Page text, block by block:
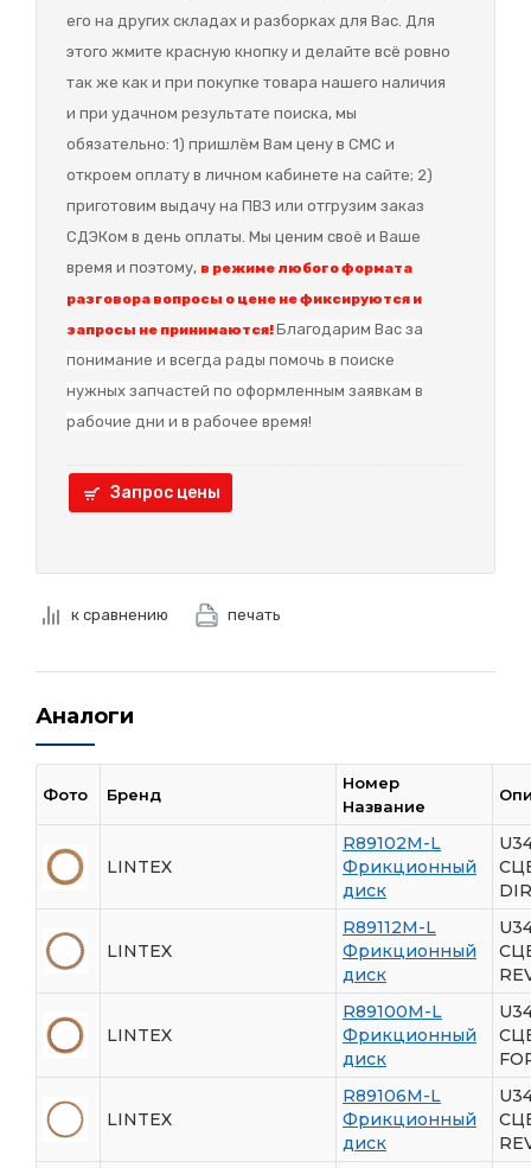
его на других складах и разборках для Вас. Для
этого жмите красную кнопку и делайте всё ровно
так же как и при покупке товара нашего наличия
и при удачном результате поиска, мы
обязательно: 1) пришлём Вам цену в СМС и
откроем оплату в личном кабинете на сайте; 2)
приготовим выдачу на ПВЗ или отгрузим заказ
СДЭКом в день оплаты. Мы ценим своё и Ваше
время и поэтому, в режиме любого формата
разговора вопросы о цене не фиксируются и
запросы не принимаются!Благодарим Вас за
понимание и всегда рады помочь в поиске
нужных запчастей по оформленным заявкам в
рабочие дни и в рабочее время!
Запрос цены
к сравнению печать
Аналоги
Фото Бренд
Номер
Название
LINTEX
R89102M-L
Фрикционный
диск
LINTEX
R89112M-L
Фрикционный
диск
LINTEX
R89100M-L
Фрикционный
диск
LINTEX
R89106M-L
Фрикционный
диск